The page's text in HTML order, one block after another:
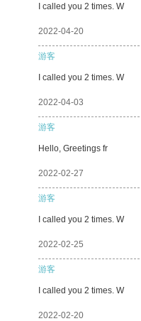
I called you 2 times. W
2022-04-20
游客
I called you 2 times. W
2022-04-03
游客
Hello, Greetings fr
2022-02-27
游客
I called you 2 times. W
2022-02-25
游客
I called you 2 times. W
2022-02-20